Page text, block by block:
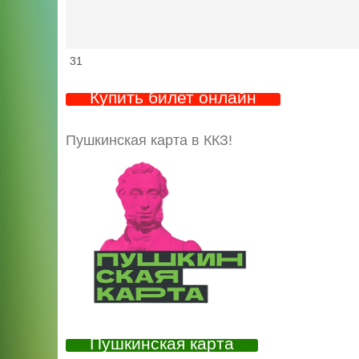
31
Купить билет онлайн
Пушкинская карта в ККЗ!
Пушкинская карта